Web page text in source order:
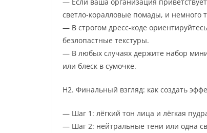
светло-коралловые помады, и немного
— В строгом дресс-коде
безлопастные текстуры.
— В любых случаях держите набор
или блеск в сумочке.
H2. Финальный взгляд: как создать
— Шаг 1: лёгкий тон лица и лёгкая
— Шаг 2: нейтральные тени или одна